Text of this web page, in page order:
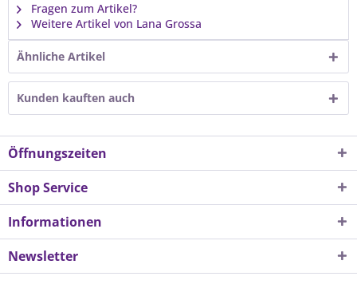
Fragen zum Artikel?
Weitere Artikel von Lana Grossa
Ähnliche Artikel
Kunden kauften auch
Öffnungszeiten
Shop Service
Informationen
Newsletter